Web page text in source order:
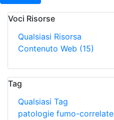
Voci Risorse
Qualsiasi Risorsa
Contenuto Web (15)
Tag
Qualsiasi Tag
patologie fumo-correlate